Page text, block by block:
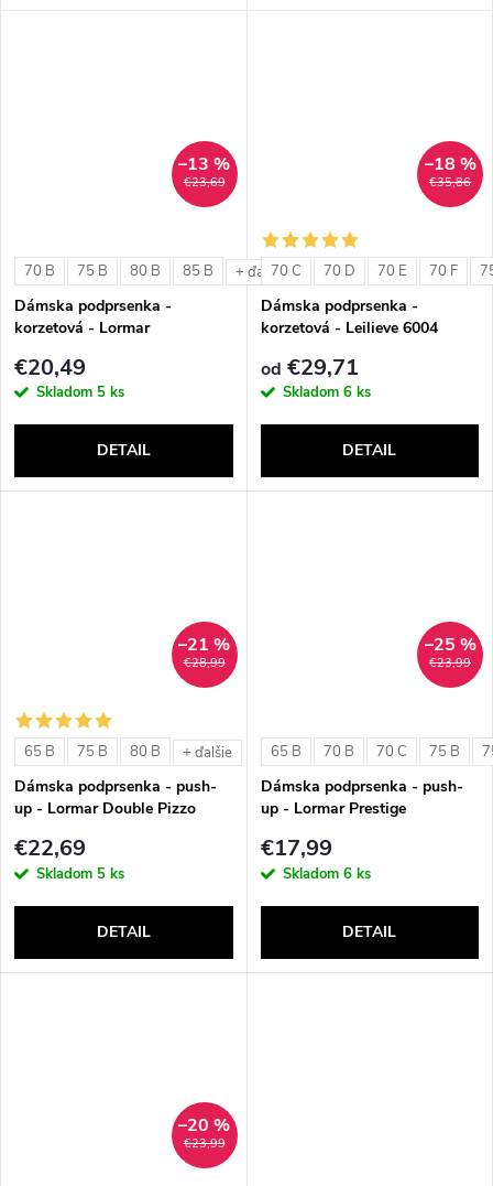
€23,69
–13 %
70 B 75 B 80 B 85 B + ďalšie
Dámska podprsenka -
korzetová - Lormar
€20,49
Skladom 5 ks
DETAIL
€35,86
–18 %
70 C 70 D 70 E 70 F
Dámska podprsenka -
korzetová - Leilieve 6004
od €29,71
Skladom 6 ks
DETAIL
€28,99
–21 %
65 B 75 B 80 B + ďalšie
Dámska podprsenka - push-
up - Lormar Double Pizzo
€22,69
Skladom 5 ks
DETAIL
€23,99
–25 %
65 B 70 B 70 C 75 B
Dámska podprsenka - push-
up - Lormar Prestige
€17,99
Skladom 6 ks
DETAIL
€23,99
–20 %